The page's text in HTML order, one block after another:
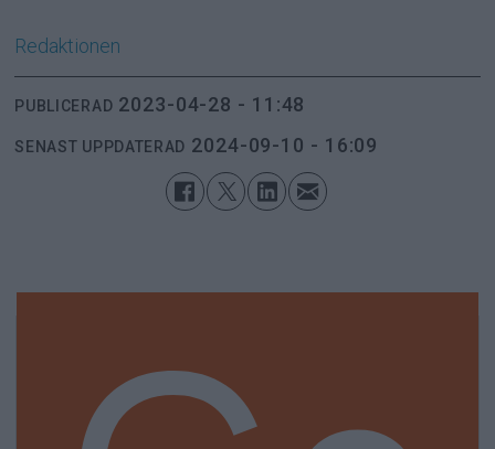
Redaktionen
PUBLICERAD 2023-04-28 - 11:48
SENAST UPPDATERAD 2024-09-10 - 16:09